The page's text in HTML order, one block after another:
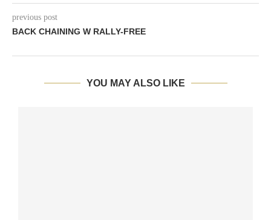
previous post
BACK CHAINING W RALLY-FREE
YOU MAY ALSO LIKE